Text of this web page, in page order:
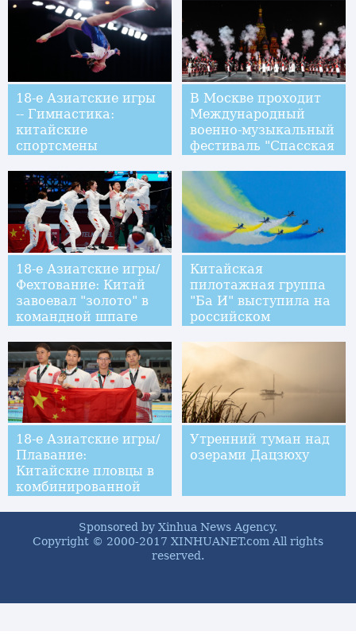
18-е Азиатские игры
-- Гимнастика:
китайские
спортсмены
медалей!
В Москве проходит
Международный
военно-музыкальный
фестиваль "Спасская
18-е Азиатские игры/
Фехтование: Китай
завоевал "золото" в
командной шпаге
Китайская
пилотажная группа
"Ба И" выступила на
российском
военно-техническом
форуме "Армия-2018"
18-е Азиатские игры/
Плавание:
Китайские пловцы в
комбинированной
метров завоевали
золотую медаль
Утренний туман над
озерами Дацзюху
Sponsored by Xinhua News Agency.
Copyright © 2000-2017 XINHUANET.com All rights
reserved.